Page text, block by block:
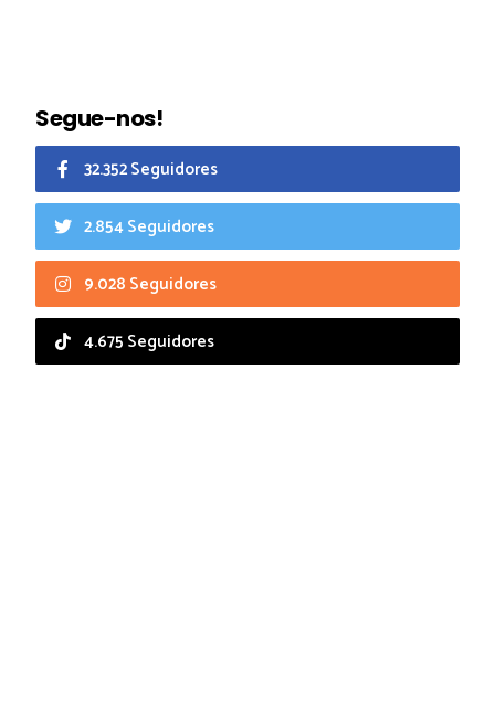
Segue-nos!
32.352 Seguidores
2.854 Seguidores
9.028 Seguidores
4.675 Seguidores